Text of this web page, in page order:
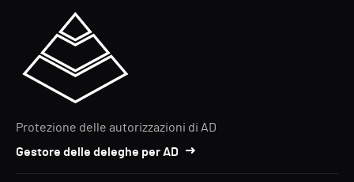
Protezione delle autorizzazioni di AD
Gestore delle deleghe per AD